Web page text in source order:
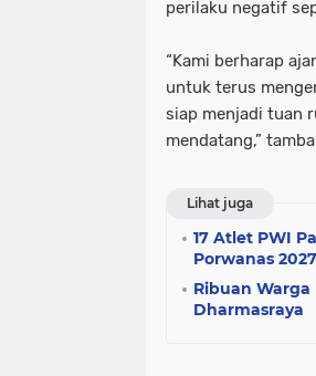
perilaku negatif
“Kami berharap
untuk terus
siap menjadi tuan
mendatang,”
Lihat juga
17 Atlet PWI
Porwanas
Ribuan Warga
Dharmasraya